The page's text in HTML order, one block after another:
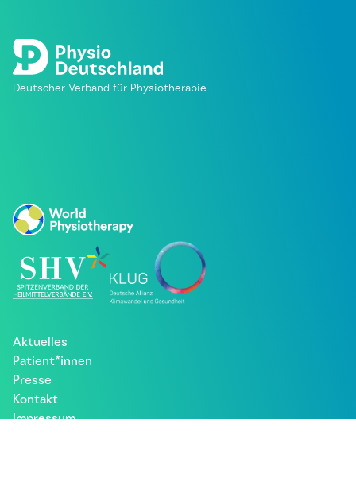
Deutscher Verband für Physiotherapie
Aktuelles
Patient*innen
Presse
Kontakt
Impressum